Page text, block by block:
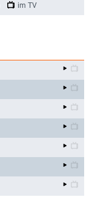
im TV